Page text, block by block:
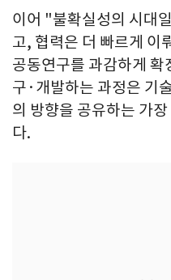
이어 "불확실성의 시대
고, 협력은 더 빠르게 이
공동연구를 과감하게 확
구·개발하는 과정은 기
의 방향을 공유하는 가
다.